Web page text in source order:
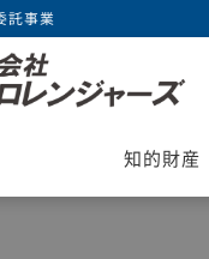
託事業
知的財産